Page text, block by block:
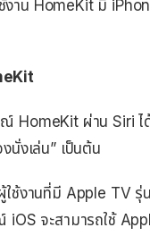
าน HomeKit มี
HomeKit ผ่าน ​Siri
นั่งเล่น” เป็นต้น
ช้งานที่มี Apple TV รุ่
จะสามารถใช้